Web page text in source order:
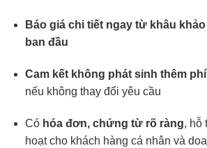
Báo giá chi tiết ngay từ khâu
ban đầu
Cam kết không phát sinh thêm
nếu không thay đổi yêu cầu
Có hóa đơn, chứng từ rõ ràng, hỗ
hoạt cho khách hàng cá nhân và